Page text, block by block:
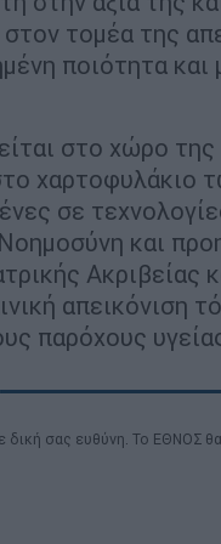
τομέα της
ποιότητα και
στο χώρο της
χαρτοφυλάκιο
σε
και
απεικόνιση
παρόχους
σας ευθύνη. Το ΕΘΝΟΣ